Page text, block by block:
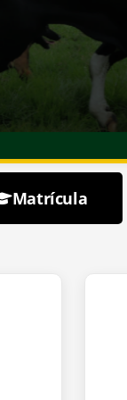
Matrícula